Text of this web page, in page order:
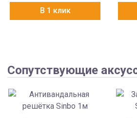
В 1 клик
Сопутствующие